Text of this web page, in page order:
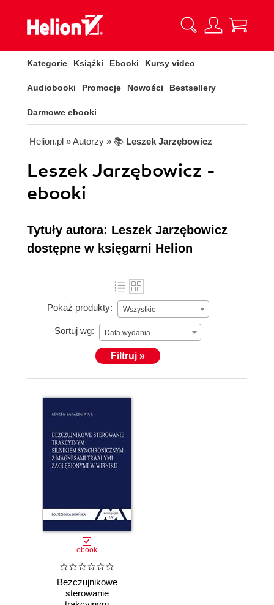
Kategorie Książki Ebooki Kursy video
Audiobooki Promocje Nowości Bestsellery
Darmowe ebooki
Helion.pl » Autorzy » 📚 Leszek Jarzębowicz
Leszek Jarzębowicz -
ebooki
Tytuły autora: Leszek Jarzębowicz
dostępne w księgarni Helion
Pokaż produkty: Wszystkie
Sortuj wg: Data wydania
Filtruj »
ebook
Bezczujnikowe
sterowanie